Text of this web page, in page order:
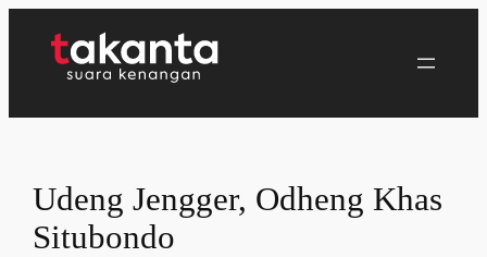
Udeng Jengger, Odheng Khas
Situbondo